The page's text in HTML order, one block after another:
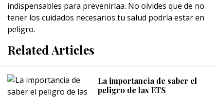
indispensables para prevenirlaa. No olvides que de no
tener los cuidados necesarios tu salud podría estar en
peligro.
Related Articles
La importancia de saber el
peligro de las ETS